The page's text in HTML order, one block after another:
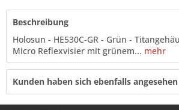
Beschreibung
Holosun - HE530C-GR - Grün -
Micro Reflexvisier mit grünem... mehr
Kunden haben sich ebenfalls angesehen